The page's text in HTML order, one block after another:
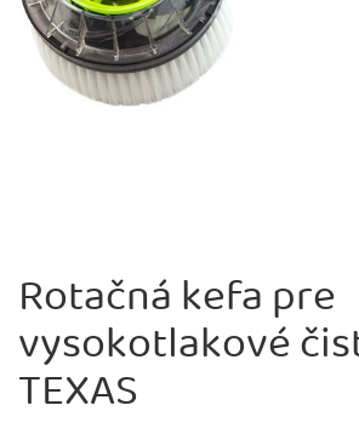
Rotačná kefa pre
vysokotlakové
TEXAS